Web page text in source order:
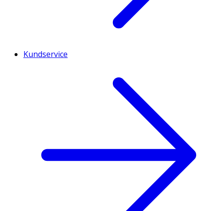
Kundservice